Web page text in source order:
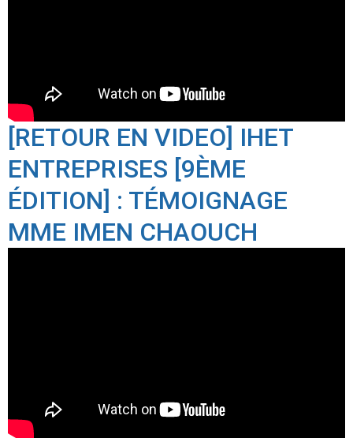
[RETOUR EN VIDEO] IHET
ENTREPRISES [9ÈME
ÉDITION] : TÉMOIGNAGE
MME IMEN CHAOUCH